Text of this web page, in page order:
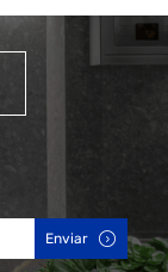
Enviar